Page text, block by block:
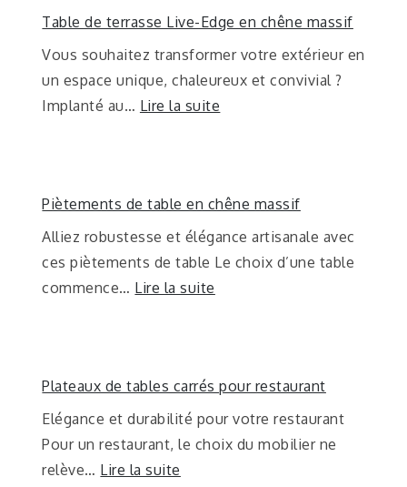
Table de terrasse Live-Edge en chêne massif
Vous souhaitez transformer votre extérieur en
un espace unique, chaleureux et convivial ?
Implanté au… Lire la suite
Piètements de table en chêne massif
Alliez robustesse et élégance artisanale avec
ces piètements de table Le choix d’une table
commence… Lire la suite
Plateaux de tables carrés pour restaurant
Elégance et durabilité pour votre restaurant
Pour un restaurant, le choix du mobilier ne
relève… Lire la suite